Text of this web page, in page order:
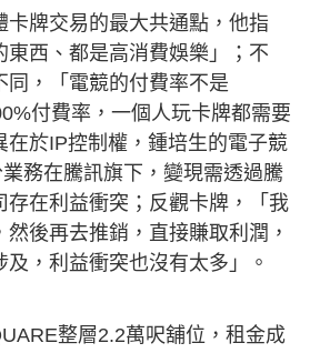
卡牌交易的最大共通點，他指
東西、都是高消費娛樂」；不
同，「電競的付費率不是
付費率，一個人玩卡牌都需要
在於IP控制權，鍾培生的電子競
務在騰訊旗下，變現需透過騰
存在利益衝突；反觀卡牌，「我
後再去推銷，直接賺取利潤，
，利益衝突也沒有太多」。
整層2.2萬呎舖位，租金成